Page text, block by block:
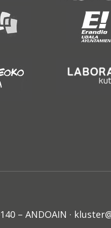
– ANDOAIN ·